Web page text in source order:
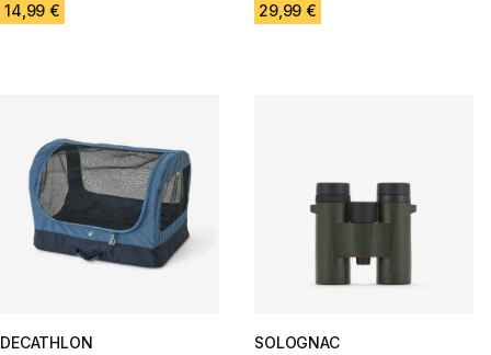
14,99 € 29,99 €
DECATHLON
SOLOGNAC